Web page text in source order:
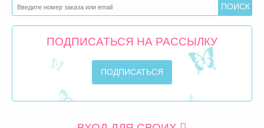
ПОДПИСАТЬСЯ НА РАССЫЛКУ